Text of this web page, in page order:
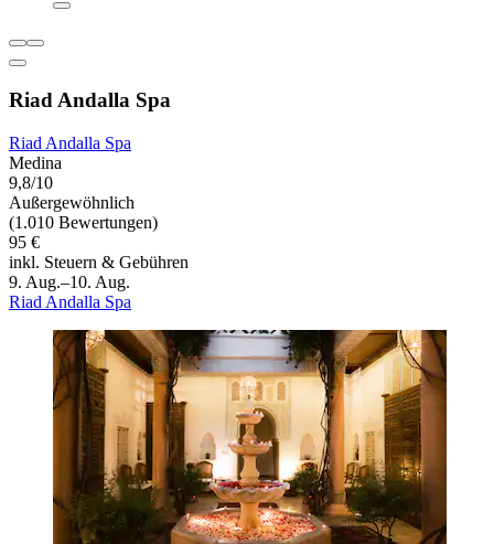
Riad Andalla Spa
Riad Andalla Spa
Medina
9,8/10
Außergewöhnlich
(1.010 Bewertungen)
95 €
inkl. Steuern & Gebühren
9. Aug.–10. Aug.
Riad Andalla Spa